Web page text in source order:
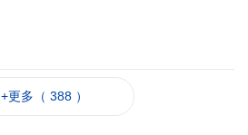
+更多（ 388 ）